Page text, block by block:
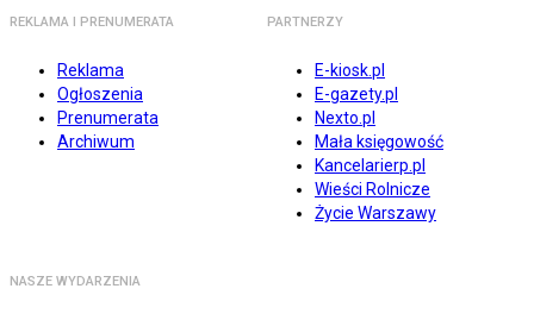
REKLAMA I PRENUMERATA
Reklama
Ogłoszenia
Prenumerata
Archiwum
PARTNERZY
E-kiosk.pl
E-gazety.pl
Nexto.pl
Mała księgowość
Kancelarierp.pl
Wieści Rolnicze
Życie Warszawy
NASZE WYDARZENIA